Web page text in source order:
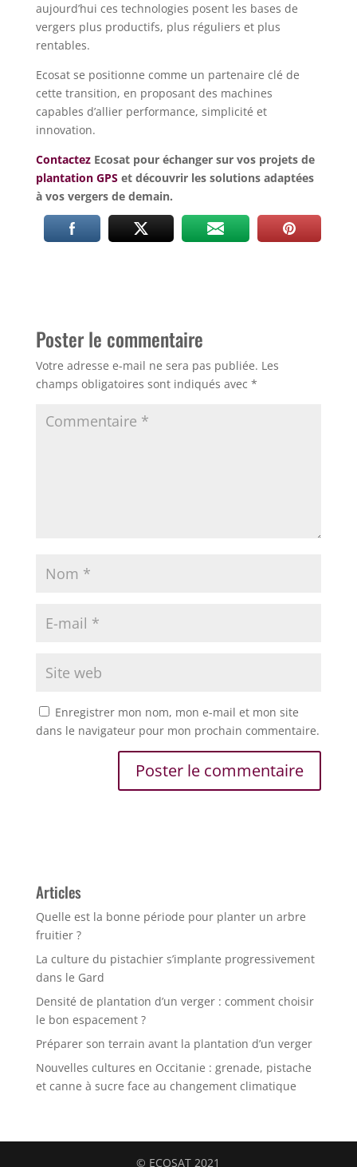
aujourd’hui ces technologies posent les bases de
vergers plus productifs, plus réguliers et plus
rentables.
Ecosat se positionne comme un partenaire clé de
cette transition, en proposant des machines
capables d’allier performance, simplicité et
innovation.
ContactezEcosat pour échanger sur vos projets de
plantation GPSet découvrir les solutions adaptées
à vos vergers de demain.
Poster le commentaire
Votre adresse e-mail ne sera pas publiée. Les
champs obligatoires sont indiqués avec *
Enregistrer mon nom, mon e-mail et mon site
dans le navigateur pour mon prochain commentaire.
Articles
Quelle est la bonne période pour planter un arbre
fruitier ?
La culture du pistachier s’implante progressivement
dans le Gard
Densité de plantation d’un verger : comment choisir
le bon espacement ?
Préparer son terrain avant la plantation d’un verger
Nouvelles cultures en Occitanie : grenade, pistache
et canne à sucre face au changement climatique
© ECOSAT 2021